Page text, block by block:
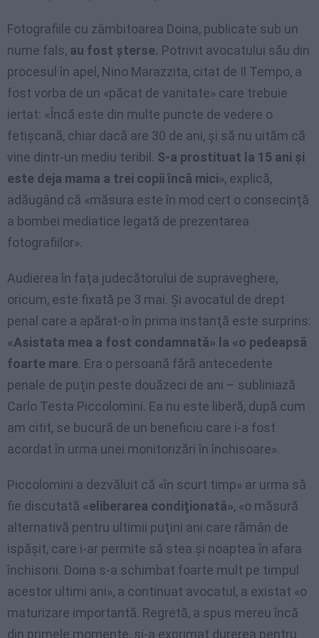
Fotografiile cu zâmbitoarea Doina, publicate sub un
nume fals, au fost şterse. Potrivit avocatului său din
procesul în apel, Nino Marazzita, citat de Il Tempo, a
fost vorba de un «păcat de vanitate» care trebuie
iertat: «Încă este din multe puncte de vedere o
fetişcană, chiar dacă are 30 de ani, şi să nu uităm că
vine dintr-un mediu teribil. S-a prostituat la 15 ani şi
este deja mama a trei copii încă mici», explică,
adăugând că «măsura este în mod cert o consecinţă
a bombei mediatice legată de prezentarea
fotografiilor».
Audierea în faţa judecătorului de supraveghere,
oricum, este fixată pe 3 mai. Şi avocatul de drept
penal care a apărat-o în prima instanţă este surprins:
«Asistata mea a fost condamnată» la «o pedeapsă
foarte mare. Era o persoană fără antecedente
penale de puţin peste douăzeci de ani – subliniază
Carlo Testa Piccolomini. Ea nu este liberă, după cum
am citit, se bucură de un beneficiu care i-a fost
acordat în urma unei monitorizări în închisoare».
Piccolomini a dezvăluit că «în scurt timp» ar urma să
fie discutată «eliberarea condiţionată», «o măsură
alternativă pentru ultimii puţini ani care rămân de
ispăşit, care i-ar permite să stea şi noaptea în afara
închisorii. Doina s-a schimbat foarte mult pe timpul
acestor ultimi ani», a continuat avocatul, a existat «o
maturizare importantă. Regretă, a spus mereu încă
din primele momente, şi-a exprimat durerea pentru